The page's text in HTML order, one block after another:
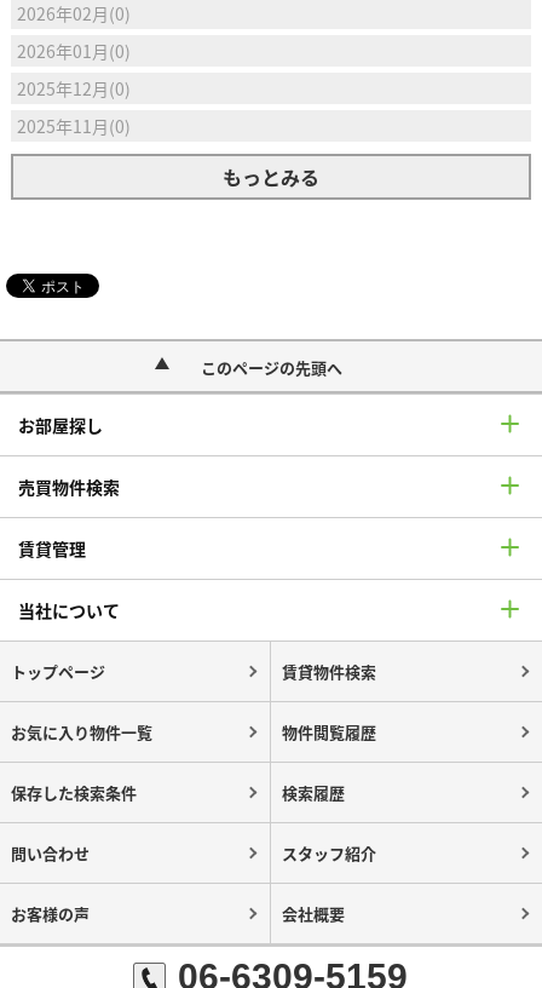
2026年02月(0)
2026年01月(0)
2025年12月(0)
2025年11月(0)
もっとみる
このページの先頭へ
お部屋探し
売買物件検索
賃貸管理
当社について
トップページ 賃貸物件検索
お気に入り物件一覧 物件閲覧履歴
保存した検索条件 検索履歴
問い合わせ スタッフ紹介
お客様の声 会社概要
06-6309-5159